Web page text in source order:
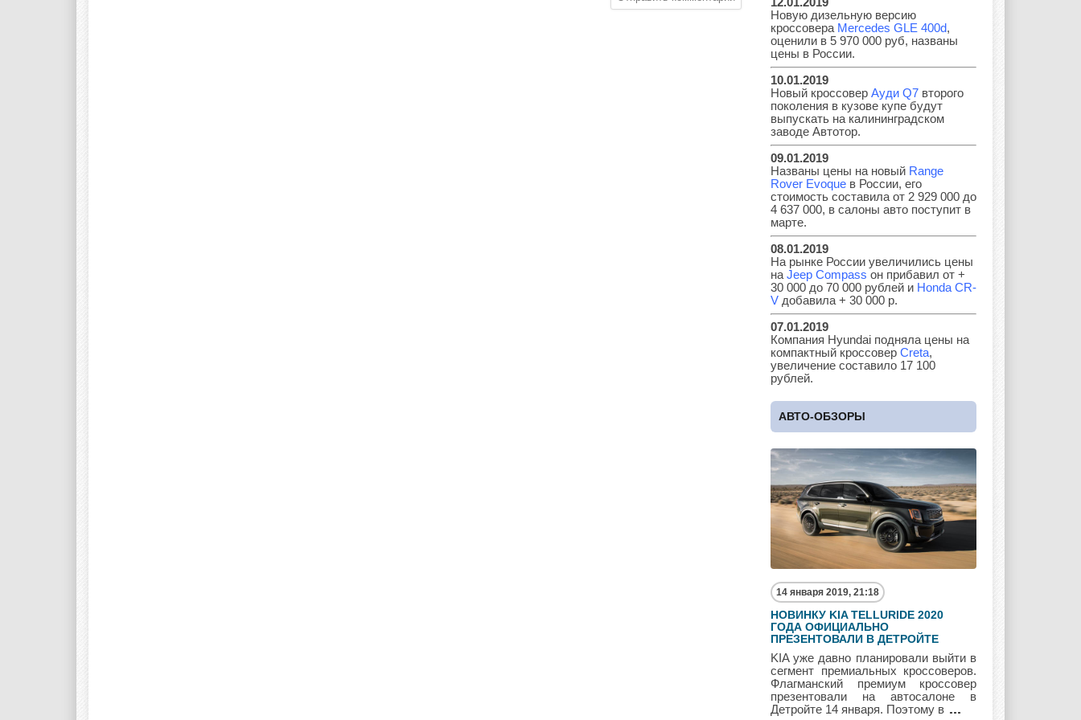
Geely Holden Honda
Hyundai Infiniti JAC
Jaguar Jeep
Lada Lamborghini Lancia
Land Rover
Lotus Lincoln Maserati
Maybach Mazda Mercedes
Mercury Mini Mitsubishi
Nissan Opel Pagani
Peugeot Pontiac Porshe
Новую дизельную версию
кроссовера Mercedes GLE 400d,
оценили в 5 970 000 руб, названы
цены в России.
10.01.2019
Новый кроссовер Ауди Q7 второго
поколения в кузове купе будут
выпускать на калининградском
заводе Автотор.
09.01.2019
Названы цены на новый Range
Rover Evoque в России, его
стоимость составила от 2 929 000 до
4 637 000, в салоны авто поступит в
марте.
08.01.2019
На рынке России увеличились цены
на Jeep Compass он прибавил от +
30 000 до 70 000 рублей и Honda CR-
V добавила + 30 000 р.
07.01.2019
Компания Hyundai подняла цены на
компактный кроссовер Creta,
увеличение составило 17 100
рублей.
АВТО-ОБЗОРЫ
14 января 2019, 21:18
НОВИНКУ KIA TELLURIDE 2020
ГОДА ОФИЦИАЛЬНО
ПРЕЗЕНТОВАЛИ В ДЕТРОЙТЕ
KIA уже давно планировали выйти в
сегмент премиальных кроссоверов.
Флагманский премиум кроссовер
презентовали на автосалоне в
Детройте 14 января. Поэтому в